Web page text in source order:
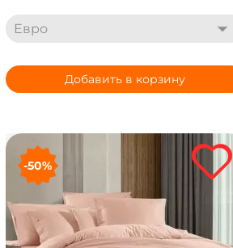
Евро
Добавить в корзину
-50%